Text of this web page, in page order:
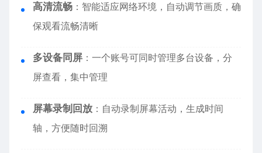
高清流畅 ：智能适应网络环境，自动调节画质，确
保观看流畅清晰
多设备同屏 ：一个账号可同时管理多台设备，分
屏查看，集中管理
屏幕录制回放 ：自动录制屏幕活动，生成时间
轴，方便随时回溯